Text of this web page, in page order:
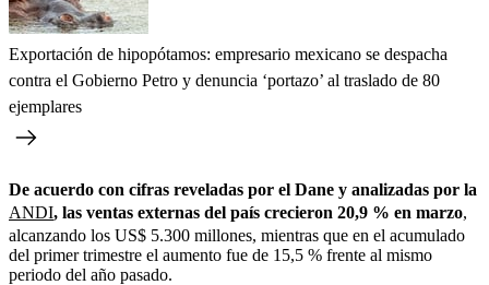
Exportación de hipopótamos: empresario mexicano se despacha
contra el Gobierno Petro y denuncia ‘portazo’ al traslado de 80
ejemplares
De acuerdo con cifras reveladas por el Dane y analizadas por la
ANDI, las ventas externas del país crecieron 20,9 % en marzo,
alcanzando los US$ 5.300 millones, mientras que en el acumulado
del primer trimestre el aumento fue de 15,5 % frente al mismo
periodo del año pasado.